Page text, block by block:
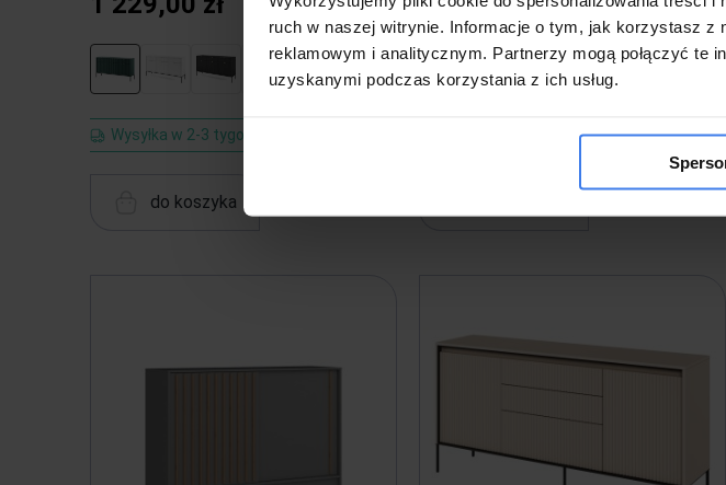
ruch w naszej witrynie. Informacje o tym, jak korzystasz z
reklamowym i analitycznym. Partnerzy mogą połączyć te
uzyskanymi podczas korzystania z ich usług.
Wysyłka w 2-3 tygodnie
do koszyka
Wysyłka w 2-3 tygodnie